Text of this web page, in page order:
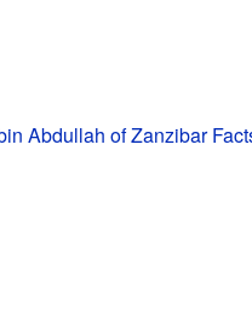
Abdullah of Zanzibar